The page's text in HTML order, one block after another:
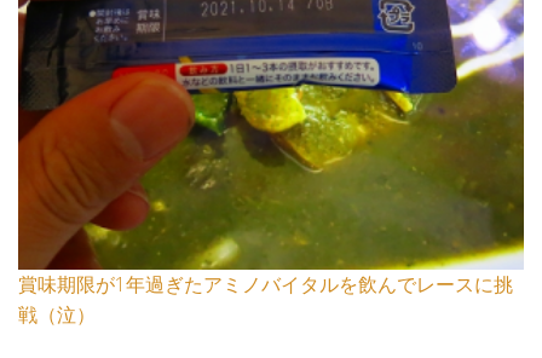
賞味期限が1年過ぎたアミノバイタルを飲んでレースに挑
戦（泣）